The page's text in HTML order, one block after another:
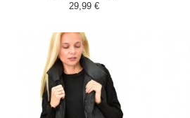
29,99 €